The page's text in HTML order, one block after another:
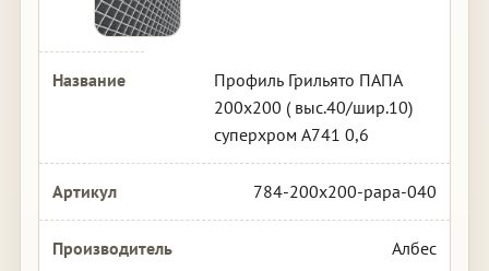
Профиль Грильято ПАПА
200х200 ( выс.40/шир.10)
суперхром А741 0,6
784-200x200-papa-040
Албес